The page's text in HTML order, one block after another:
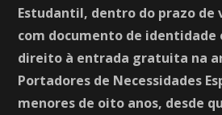
Estudantil, dentro do prazo de
com documento de identidade
direito à entrada gratuita na
Portadores de Necessidades
menores de oito anos, desde